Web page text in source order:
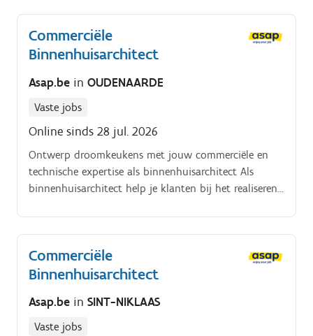
ondersteunt het verkoopteam met technische
expertise.
Commerciële
Binnenhuisarchitect
Asap.be in OUDENAARDE
Vaste jobs
Online sinds 28 jul. 2026
Ontwerp droomkeukens met jouw commerciële en
technische expertise als binnenhuisarchitect Als
binnenhuisarchitect help je klanten bij het realiseren
naar concrete ontwerpen en ondersteunt het
verkoopteam met vakkennis.
Commerciële
Binnenhuisarchitect
Asap.be in SINT-NIKLAAS
Vaste jobs